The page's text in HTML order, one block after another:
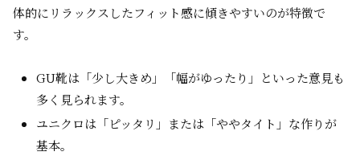
体的にリラックスしたフィット感に傾きやすいのが特徴で
す。
GU靴は「少し大きめ」「幅がゆったり」といった意見も
多く見られます。
ユニクロは「ピッタリ」または「ややタイト」な作りが
基本。